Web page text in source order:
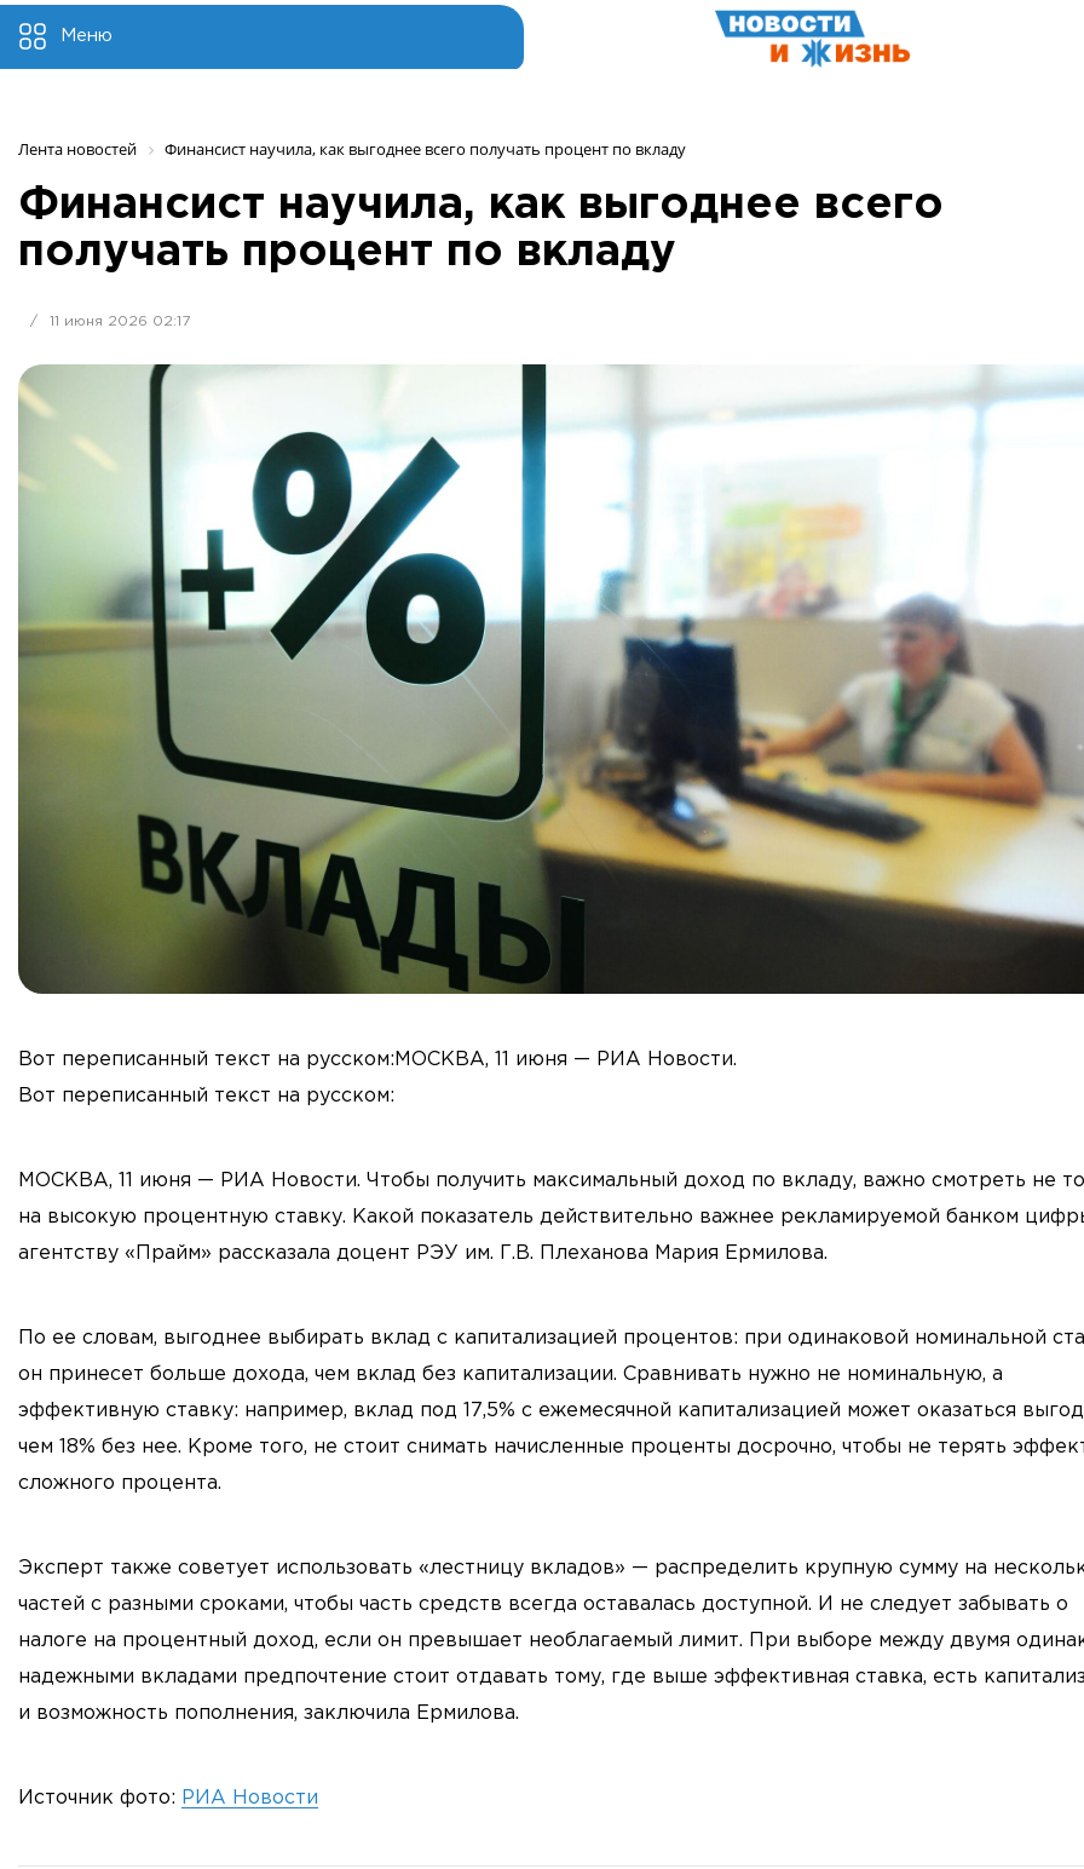
Меню
Лента новостей Финансист научила, как выгоднее всего получать процент по вкладу
Финансист научила, как выгоднее всего
получать процент по вкладу
/ 11 июня 2026 02:17
Вот переписанный текст на русском:МОСКВА, 11 июня — РИА Новости.
Вот переписанный текст на русском:
МОСКВА, 11 июня — РИА Новости. Чтобы получить максимальный доход по вкладу, важно смотреть не
на высокую процентную ставку. Какой показатель действительно важнее рекламируемой банком
агентству «Прайм» рассказала доцент РЭУ им. Г.В. Плеханова Мария Ермилова.
По ее словам, выгоднее выбирать вклад с капитализацией процентов: при одинаковой номинальной
он принесет больше дохода, чем вклад без капитализации. Сравнивать нужно не номинальную, а
эффективную ставку: например, вклад под 17,5% с ежемесячной капитализацией может оказаться
чем 18% без нее. Кроме того, не стоит снимать начисленные проценты досрочно, чтобы не терять
сложного процента.
Эксперт также советует использовать «лестницу вкладов» — распределить крупную сумму на
частей с разными сроками, чтобы часть средств всегда оставалась доступной. И не следует забывать о
налоге на процентный доход, если он превышает необлагаемый лимит. При выборе между двумя
надежными вкладами предпочтение стоит отдавать тому, где выше эффективная ставка, есть
и возможность пополнения, заключила Ермилова.
Источник фото: РИА Новости